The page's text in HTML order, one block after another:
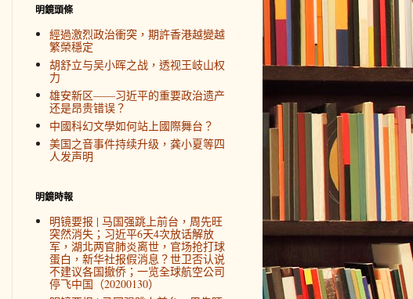
明鏡頭條
經過激烈政治衝突，期許香港越變越
繁榮穩定
胡舒立与吴小晖之战，透视王岐山权
力
雄安新区——习近平的重要政治遗产
还是昂贵错误？
中國科幻文學如何站上國際舞台？
美国之音事件持续升级，龚小夏等四
人发声明
明鏡時報
明镜要报 | 马国强跳上前台，周先旺
突然消失；习近平6天4次放话解放
军，湖北两官肺炎离世，官场抢打球
蛋白，新华社报假消息？世卫否认说
不建议各国撤侨；一览全球航空公司
停飞中国（20200130）